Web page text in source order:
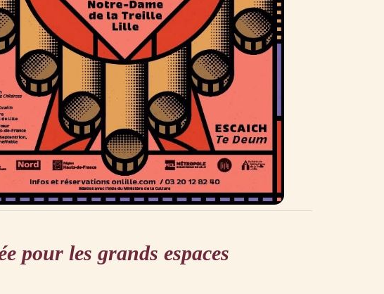
pour les grands espaces